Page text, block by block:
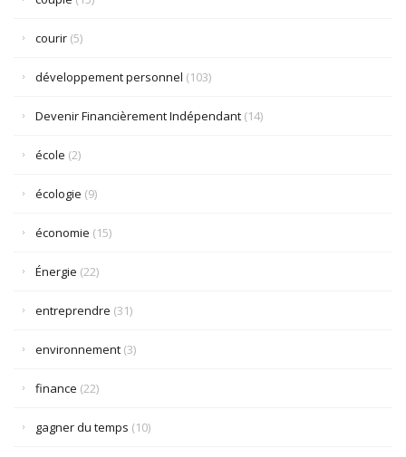
courir (5)
développement personnel (103)
Devenir Financièrement Indépendant (14)
école (2)
écologie (9)
économie (15)
Énergie (22)
entreprendre (31)
environnement (3)
finance (22)
gagner du temps (10)